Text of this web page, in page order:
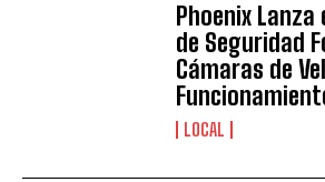
Phoenix
de Seguridad
Cámaras de
LOCAL